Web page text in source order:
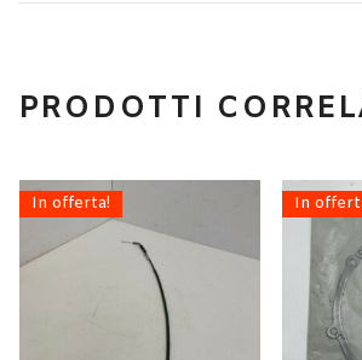
PRODOTTI
In offerta! In